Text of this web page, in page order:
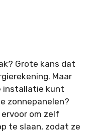
Grote kans dat
Maar
installatie kunt
zonnepanelen?
om zelf
te slaan, zodat ze